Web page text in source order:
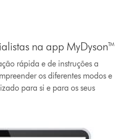
na app MyDyson™
rápida e de instruções a
os diferentes modos e
para si e para os seus